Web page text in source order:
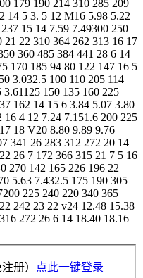
179 190 214 310 285 209
14 5 3. 5 12 M16 5.98 5.22
15 14 7.59 7.49300 250
22 310 364 262 313 16 17
360 485 384 441 28 6 14
170 185 94 80 122 147 16 5
3.032.5 100 110 205 114
150 135 160 225
162 14 15 6 3.84 5.07 3.80
16 4 12 7.24 7.151.6 200 225
18 V20 8.80 9.89 9.76
341 26 283 312 272 20 14
26 7 172 366 315 21 7 5 16
270 142 165 226 196 22
5.63 7.432.5 175 190 305
225 240 220 340 365
242 23 22 v24 12.48 15.38
272 26 6 14 18.40 18.16
册）
点此一键登录